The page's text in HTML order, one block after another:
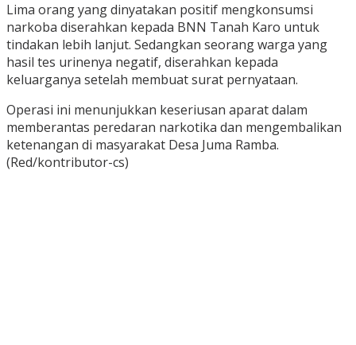
Lima orang yang dinyatakan positif mengkonsumsi
narkoba diserahkan kepada BNN Tanah Karo untuk
tindakan lebih lanjut. Sedangkan seorang warga yang
hasil tes urinenya negatif, diserahkan kepada
keluarganya setelah membuat surat pernyataan.
Operasi ini menunjukkan keseriusan aparat dalam
memberantas peredaran narkotika dan mengembalikan
ketenangan di masyarakat Desa Juma Ramba.
(Red/kontributor-cs)